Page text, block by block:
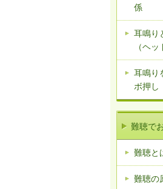
係
耳鳴り
（ヘ
耳鳴り
ボ押し
難聴で
難聴と
難聴の